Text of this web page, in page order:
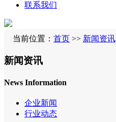
联系我们
当前位置： 首页 >> 新闻资讯
新闻资讯
News Information
企业新闻
行业动态